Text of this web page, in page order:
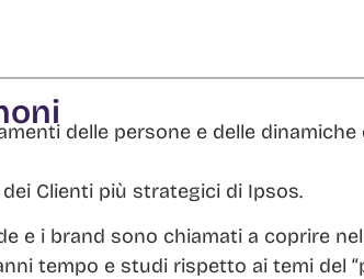
delle persone e delle dinamiche
Clienti più strategici di Ipsos.
e i brand sono chiamati a coprire
tempo e studi rispetto ai temi del